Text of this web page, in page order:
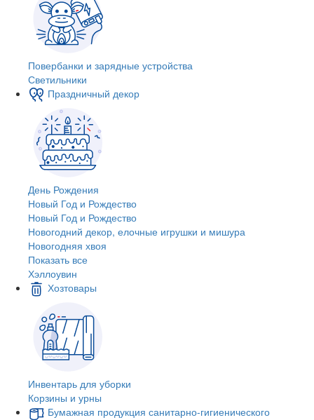
Повербанки и зарядные устройства
Светильники
Праздничный декор
День Рождения
Новый Год и Рождество
Новый Год и Рождество
Новогодний декор, елочные игрушки и мишура
Новогодняя хвоя
Показать все
Хэллоувин
Хозтовары
Инвентарь для уборки
Корзины и урны
Бумажная продукция санитарно-гигиенического